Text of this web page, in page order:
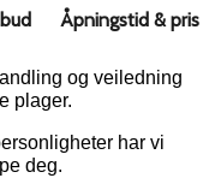
Åpningstid & pris
og veiledning
plager.
har vi
deg.